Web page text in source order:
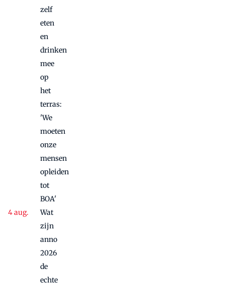
zelf
eten
en
drinken
mee
op
het
terras:
'We
moeten
onze
mensen
opleiden
tot
BOA'
Wat
zijn
anno
2026
de
echte